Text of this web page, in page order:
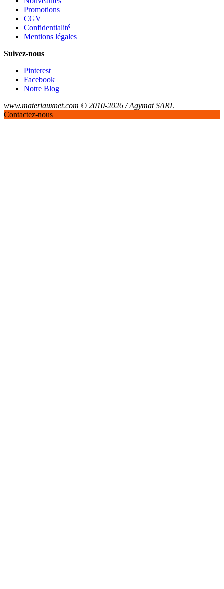
Promotions
CGV
Confidentialité
Mentions légales
Suivez-nous
Pinterest
Facebook
Notre Blog
www.materiauxnet.com © 2010-2026 / Agymat SARL
Contactez-nous